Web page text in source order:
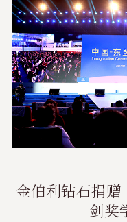
金伯利钻石捐
剑奖